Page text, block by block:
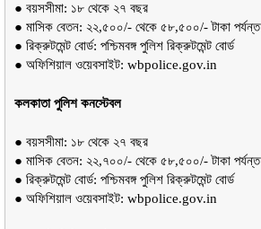
● বয়সসীমা: ১৮ থেকে ২৭ বছর
● মাসিক বেতন: ২২,৫০০/- থেকে ৫৮,৫০০/- টাকা পর্যন্ত
● রিক্রুটমেন্ট বোর্ড: পশ্চিমবঙ্গ পুলিশ রিক্রুটমেন্ট বোর্ড
● অফিশিয়াল ওয়েবসাইট: wbpolice.gov.in
কলকাতা পুলিশ কনস্টেবল
● বয়সসীমা: ১৮ থেকে ২৭ বছর
● মাসিক বেতন: ২২,৭০০/- থেকে ৫৮,৫০০/- টাকা পর্যন্ত
● রিক্রুটমেন্ট বোর্ড: পশ্চিমবঙ্গ পুলিশ রিক্রুটমেন্ট বোর্ড
● অফিশিয়াল ওয়েবসাইট: wbpolice.gov.in